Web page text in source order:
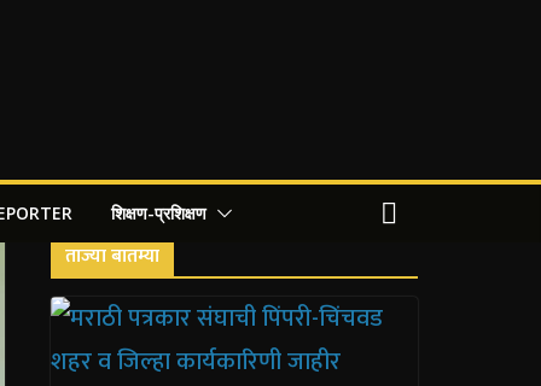
शिक्षण-प्रशिक्षण
ताज्या बातम्या